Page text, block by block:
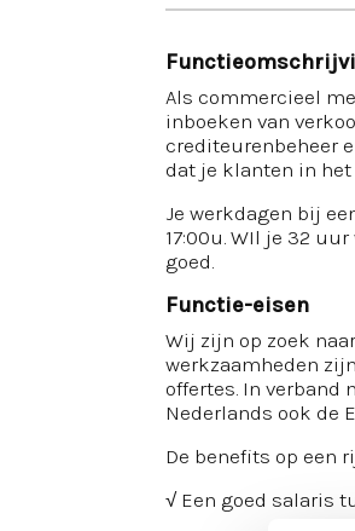
Als commercieel
inboeken van
crediteurenbeheer
dat je klanten in
Je werkdagen bij
17:00u. WIl je 32
goed.
Functie-eisen
Wij zijn op zoek
werkzaamheden
offertes. In verband
Nederlands ook de
De benefits op een
√ Een goed salaris